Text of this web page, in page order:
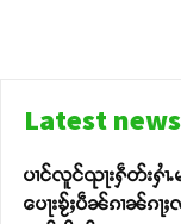
Latest news
ပၢင်လူင်ၺႃးႁဵတ်းႁၢႆႉ
ပေႃးၶႂ်ႈပဵၼ်ၵၢၼ်ၵႃႈ